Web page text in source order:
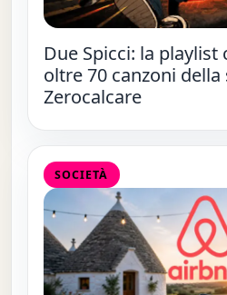
Due Spicci: la
oltre 70 canzoni della
Zerocalcare
SOCIETÀ